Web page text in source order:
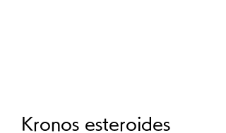
Kronos esteroides